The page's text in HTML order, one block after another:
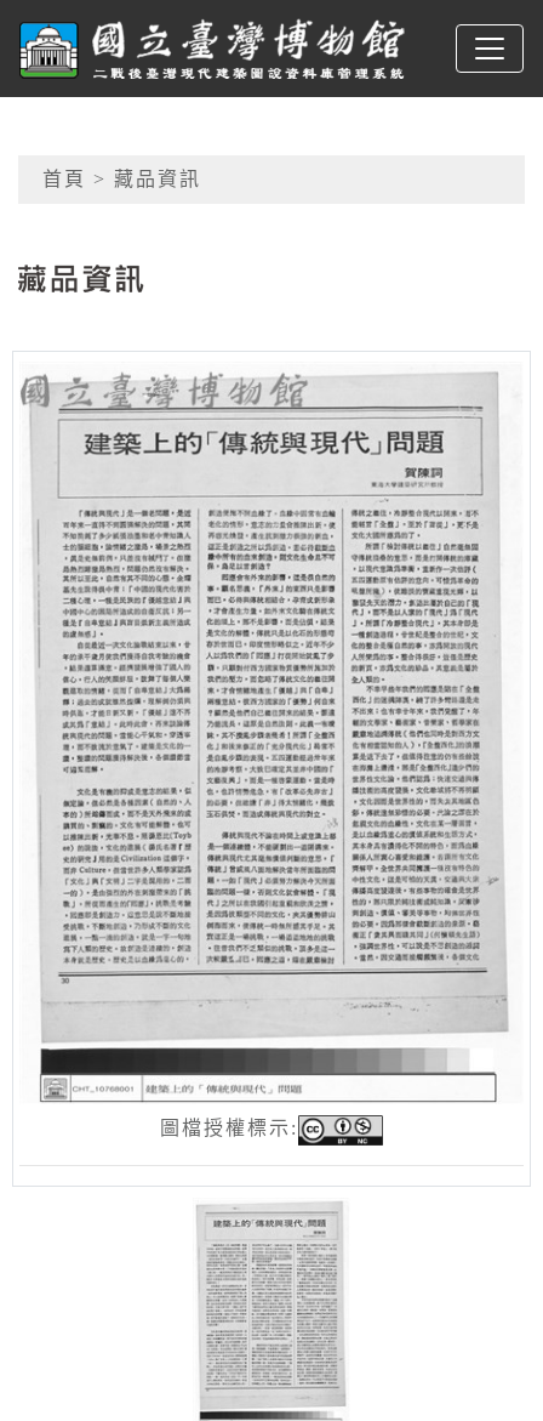
臺博館建築圖
網頁導覽
首頁 > 藏品資訊
圖檔授權標示: